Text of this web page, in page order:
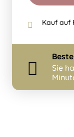
Kauf auf
Sie